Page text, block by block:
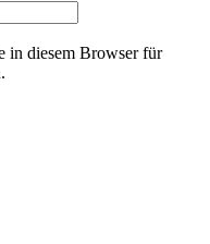
in diesem Browser für